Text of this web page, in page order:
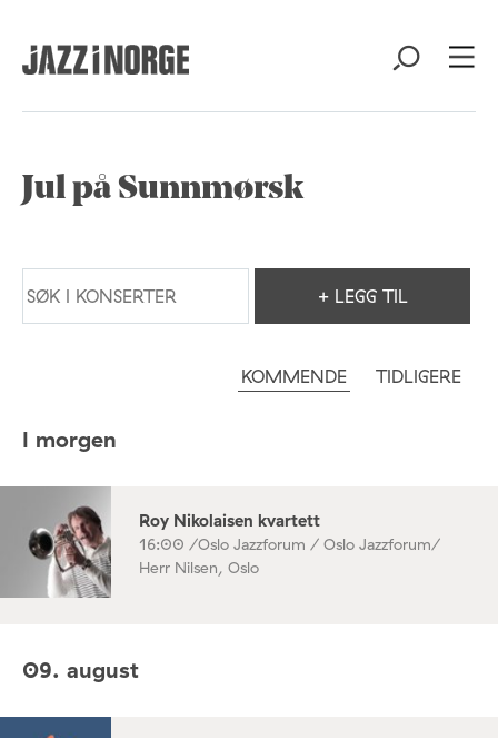
Jul på Sunnmørsk
+ LEGG TIL
KOMMENDE TIDLIGERE
I morgen
Roy Nikolaisen kvartett
16:00 /Oslo Jazzforum / Oslo Jazzforum/
Herr Nilsen, Oslo
09. august